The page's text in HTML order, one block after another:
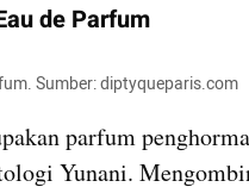
de Parfum
Sumber: diptyqueparis.com
parfum
Yunani.